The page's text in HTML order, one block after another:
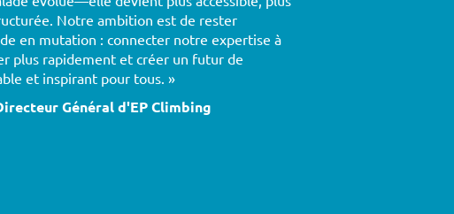
Notre ambition est de rester
en mutation : connecter notre expertise à
plus rapidement et créer un futur de
et inspirant pour tous. »
Général d'EP Climbing